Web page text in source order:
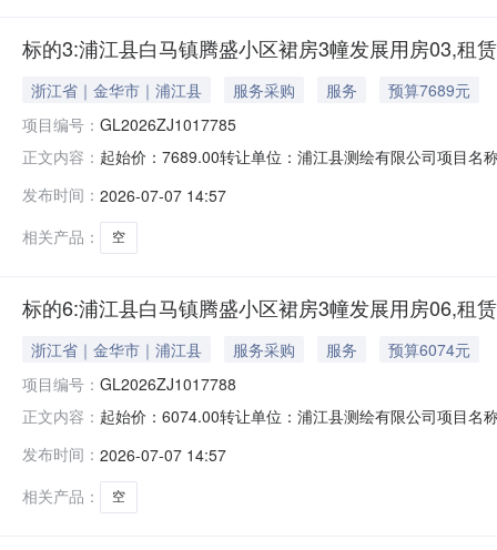
标的3:浦江县白马镇腾盛小区裙房3幢发展用房03,租
浙江省｜金华市｜浦江县 服务采购 服务
预算7689元
项目编号： GL2026ZJ1017785
正文内容： 起始价：7689.00转让单位：浦江县测绘有限公司项目
发布时间： 2026-07-07 14:57
相关产品：
空
标的6:浦江县白马镇腾盛小区裙房3幢发展用房06,租
浙江省｜金华市｜浦江县 服务采购 服务
预算6074元
项目编号： GL2026ZJ1017788
正文内容： 起始价：6074.00转让单位：浦江县测绘有限公司项目
发布时间： 2026-07-07 14:57
相关产品：
空